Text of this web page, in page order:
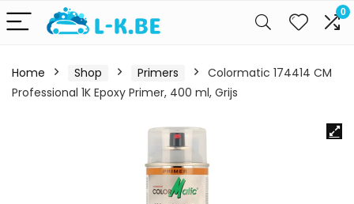
0
Home Shop Primers
Colormatic 174414 CM
Professional 1K Epoxy Primer, 400 ml, Grijs